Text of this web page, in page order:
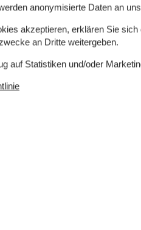
Kühlschrank zur Verfügung.
in 1 Badezimmer.
4 dänische
Es steht kabellose
Rauchen ist nicht zugelassen.
420,- erhoben.
anonymisierte Daten an
akzeptieren, erklären Sie
an Dritte weitergeben.
auf Statistiken und/oder